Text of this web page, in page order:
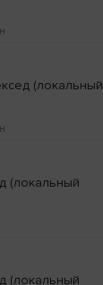
(локальный
(локальный
(локальный